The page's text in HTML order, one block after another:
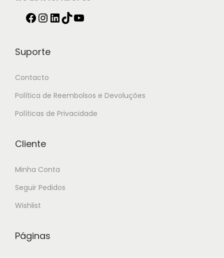
Suporte
Contacto
Política de Reembolsos e Devoluções
Políticas de Privacidade
Cliente
Minha Conta
Seguir Pedidos
Wishlist
Páginas